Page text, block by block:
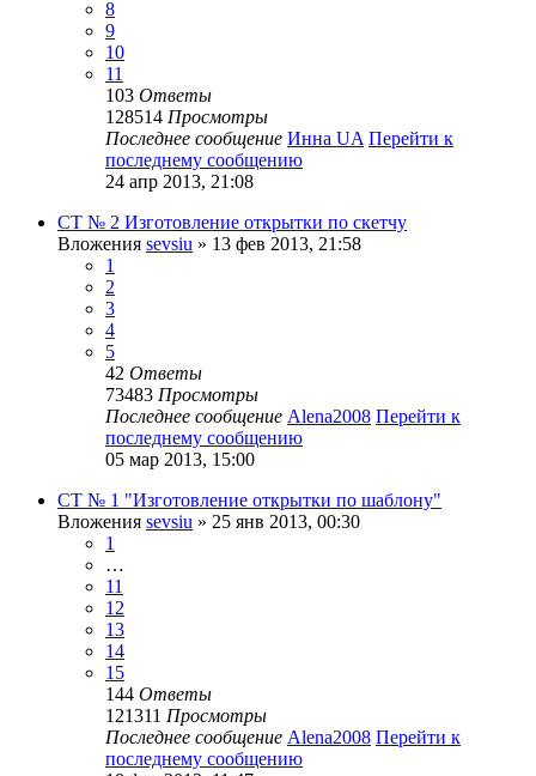
8
9
10
11
103 Ответы
128514 Просмотры
Последнее сообщение Инна UA Перейти к
последнему сообщению
24 апр 2013, 21:08
СТ № 2 Изготовление открытки по скетчу
Вложения sevsiu » 13 фев 2013, 21:58
1
2
3
4
5
42 Ответы
73483 Просмотры
Последнее сообщение Alena2008 Перейти к
последнему сообщению
05 мар 2013, 15:00
СТ № 1 "Изготовление открытки по шаблону"
Вложения sevsiu » 25 янв 2013, 00:30
1
…
11
12
13
14
15
144 Ответы
121311 Просмотры
Последнее сообщение Alena2008 Перейти к
последнему сообщению